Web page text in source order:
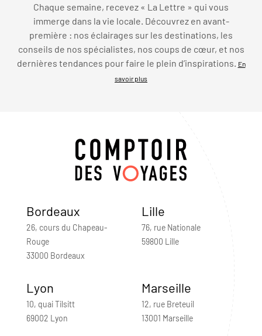
Chaque semaine, recevez « La Lettre » qui vous
immerge dans la vie locale. Découvrez en avant-
première : nos éclairages sur les destinations, les
conseils de nos spécialistes, nos coups de cœur, et nos
dernières tendances pour faire le plein d’inspirations. En
savoir plus
Bordeaux
26, cours du Chapeau-
Rouge
33000 Bordeaux
Lille
76, rue Nationale
59800 Lille
Lyon
10, quai Tilsitt
69002 Lyon
Marseille
12, rue Breteuil
13001 Marseille